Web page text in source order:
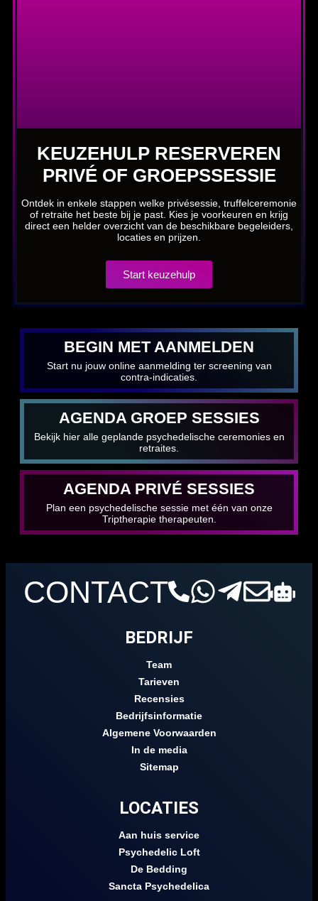
KEUZEHULP RESERVEREN
PRIVÉ OF GROEPSSESSIE
Ontdek in enkele stappen welke privésessie, truffelceremonie
of retraite het beste bij je past. Kies je voorkeuren en krijg
direct een helder overzicht van de beschikbare begeleiders,
locaties en prijzen.
Start keuzehulp
BEGIN MET AANMELDEN
Start nu jouw online aanmelding ter screening van
contra-indicaties.
AGENDA GROEP SESSIES
Bekijk hier alle geplande psychedelische ceremonies en
retraites.
AGENDA PRIVÉ SESSIES
Plan een psychedelische sessie met één van onze
Triptherapie therapeuten.
CONTACT
BEDRIJF
Team
Tarieven
Recensies
Bedrijfsinformatie
Algemene Voorwaarden
In de media
Sitemap
LOCATIES
Aan huis service
Psychedelic Loft
De Bedding
Sancta Psychedelica